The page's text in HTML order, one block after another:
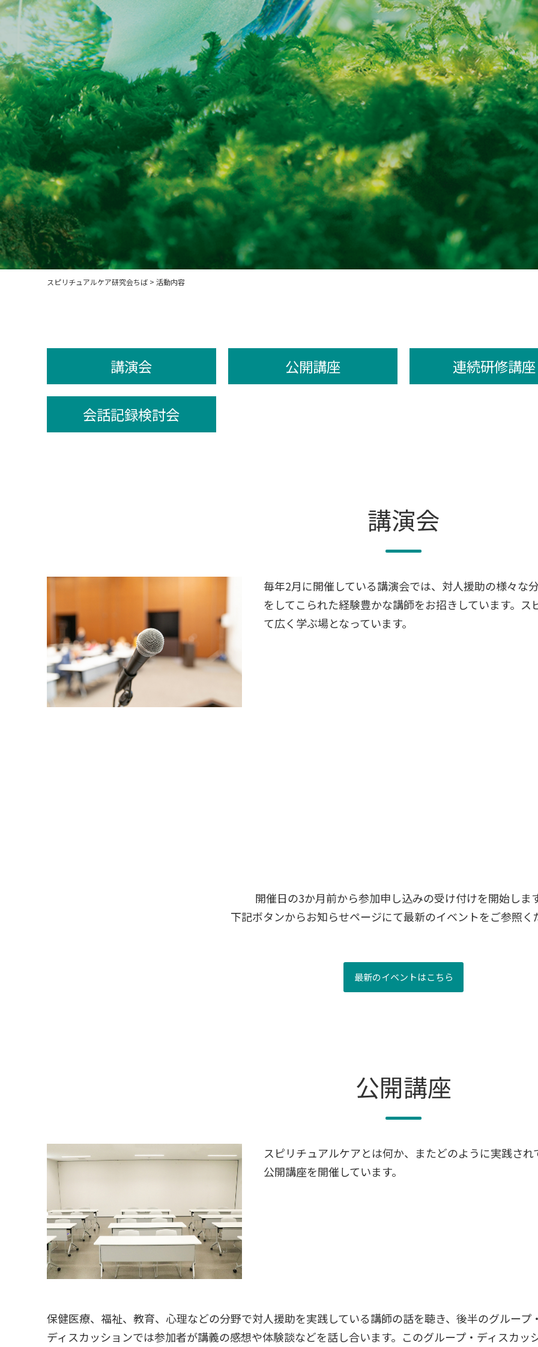
スピリチュアルケア研究会ちば> 活動内容
講演会 公開講座 連続研修講座
会話記録検討会
講演会
毎年2月に開催している講演会では、対人援助の様々な
をしてこられた経験豊かな講師をお招きしています。
て広く学ぶ場となっています。
開催日の3か月前から参加申し込みの受け付けを開始しま
下記ボタンからお知らせページにて最新のイベントをご参照く
最新のイベントはこちら
公開講座
スピリチュアルケアとは何か、またどのように実践さ
公開講座を開催しています。
保健医療、福祉、教育、心理などの分野で対人援助を実践している講師の話を聴き、後半のグループ
ディスカッションでは参加者が講義の感想や体験談などを話し合います。このグループ・ディスカッ